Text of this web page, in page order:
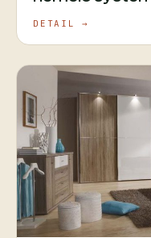
DETAIL →